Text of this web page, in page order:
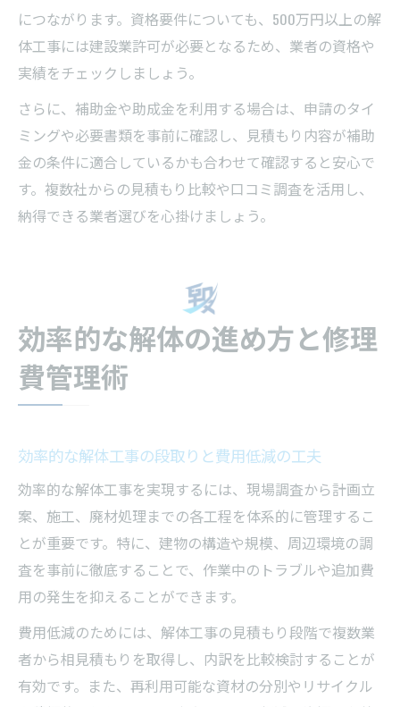
につながります。資格要件についても、500万円以上の解
体工事には建設業許可が必要となるため、業者の資格や
実績をチェックしましょう。
さらに、補助金や助成金を利用する場合は、申請のタイ
ミングや必要書類を事前に確認し、見積もり内容が補助
金の条件に適合しているかも合わせて確認すると安心で
す。複数社からの見積もり比較や口コミ調査を活用し、
納得できる業者選びを心掛けましょう。
効率的な解体の進め方と修理
費管理術
効率的な解体工事の段取りと費用低減の工夫
効率的な解体工事を実現するには、現場調査から計画立
案、施工、廃材処理までの各工程を体系的に管理するこ
とが重要です。特に、建物の構造や規模、周辺環境の調
査を事前に徹底することで、作業中のトラブルや追加費
用の発生を抑えることができます。
費用低減のためには、解体工事の見積もり段階で複数業
者から相見積もりを取得し、内訳を比較検討することが
有効です。また、再利用可能な資材の分別やリサイクル